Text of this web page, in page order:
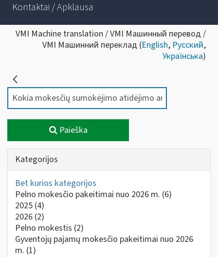
Kontaktai / Apklausa
VMI Machine translation / VMI Машинный перевод /
VMI Машинний переклад (English, Русский,
Українська)
Paieška
Kategorijos
Bet kurios kategorijos
Pelno mokesčio pakeitimai nuo 2026 m. (6)
2025 (4)
2026 (2)
Pelno mokestis (2)
Gyventojų pajamų mokesčio pakeitimai nuo 2026
m. (1)